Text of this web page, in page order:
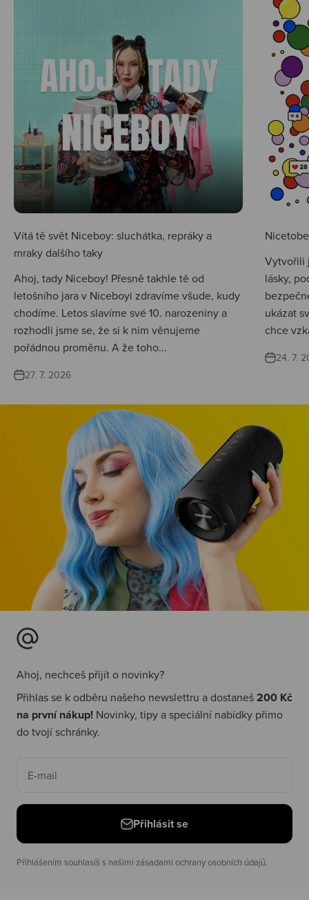
Vítá tě svět Niceboy: sluchátka, repráky a
mraky dalšího taky
Ahoj, tady Niceboy! Přesně takhle tě od
letošního jara v Niceboyi zdravíme všude, kudy
chodíme. Letos slavíme své 10. narozeniny a
rozhodli jsme se, že si k nim věnujeme
pořádnou proměnu. A že toho...
27. 7. 2026
Vytvořili
lásky,
ukázat
chce
24. 7.
Ahoj, nechceš přijít o novinky?
Přihlas se k odběru našeho newslettru a dostaneš200 Kč
na první nákup! Novinky, tipy a speciální nabídky přímo
do tvojí schránky.
E-mail
Přihlásit se
Příhlášením souhlasíš s našimi zásadami ochrany osobních údajů.